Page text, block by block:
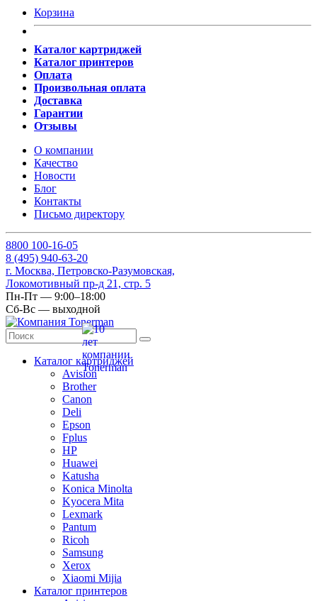
Корзина
Каталог картриджей
Каталог принтеров
Оплата
Произвольная оплата
Доставка
Гарантии
Отзывы
О компании
Качество
Новости
Блог
Контакты
Письмо директору
8800 100-16-05
8 (495) 940-63-20
г. Москва, Петровско-Разумовская,
Локомотивный пр-д 21, стр. 5
Пн-Пт — 9:00–18:00
Сб-Вс — выходной
Каталог картриджей
Avision
Brother
Canon
Deli
Epson
Fplus
HP
Huawei
Katusha
Konica Minolta
Kyocera Mita
Lexmark
Pantum
Ricoh
Samsung
Xerox
Xiaomi Mijia
Каталог принтеров